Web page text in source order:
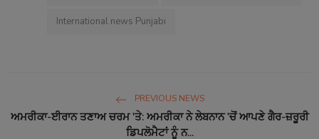
International news Punjabi
PREVIOUS NEWS
ਅਮਰੀਕਾ-ਈਰਾਨ ਤਣਾਅ ਚਰਮ 'ਤੇ: ਅਮਰੀਕਾ ਨੇ ਲੇਬਨਾਨ 'ਚੋਂ ਆਪਣੇ ਗੈਰ-ਜ਼ਰੂਰੀ
ਡਿਪਲੋਮੈਟਾਂ ਨੂੰ ਨ...